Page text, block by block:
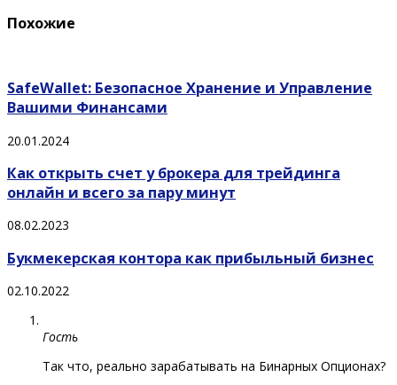
Похожие
SafeWallet: Безопасное Хранение и Управление
Вашими Финансами
20.01.2024
Как открыть счет у брокера для трейдинга
онлайн и всего за пару минут
08.02.2023
Букмекерская контора как прибыльный бизнес
02.10.2022
Гость
Так что, реально зарабатывать на Бинарных Опционах?